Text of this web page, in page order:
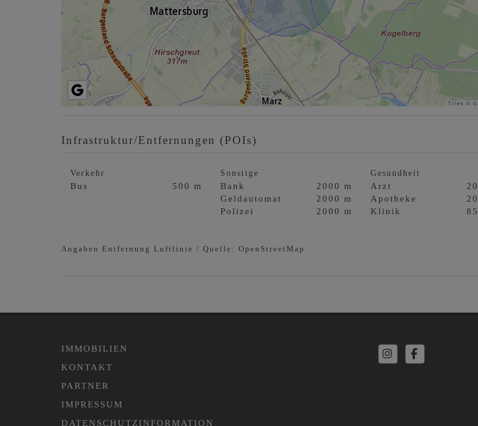
Tiles ©
Infrastruktur/Entfernungen (POIs)
Verkehr
Bus 500 m
Sonstige
Bank
2000 m
Geldautomat
2000 m
Polizei
2000 m
Gesundheit
Arzt
Apotheke
Klinik
Angaben Entfernung Luftlinie / Quelle: OpenStreetMap
IMMOBILIEN
KONTAKT
PARTNER
IMPRESSUM
DATENSCHUTZINFORMATION